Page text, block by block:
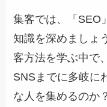
集客では、「SEO
知識を深めましょ
客方法を学ぶ中で
SNSまでに多岐に
な人を集めるのか